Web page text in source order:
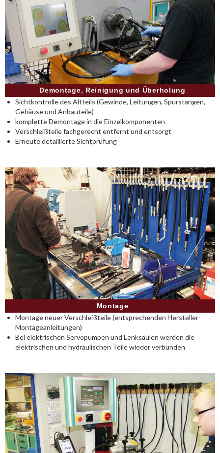
Demontage, Reinigung und Überholung
Sichtkontrolle des Altteils (Gewinde, Leitungen, Spurstangen,
Gehäuse und Anbauteile)
komplette Demontage in die Einzelkomponenten
Verschleißteile fachgerecht entfernt und entsorgt
Erneute detaillierte Sichtprüfung
Montage
Montage neuer Verschleißteile (entsprechenden Hersteller-
Montageanleitungen)
Bei elektrischen Servopumpen und Lenksäulen werden die
elektrischen und hydraulischen Teile wieder verbunden